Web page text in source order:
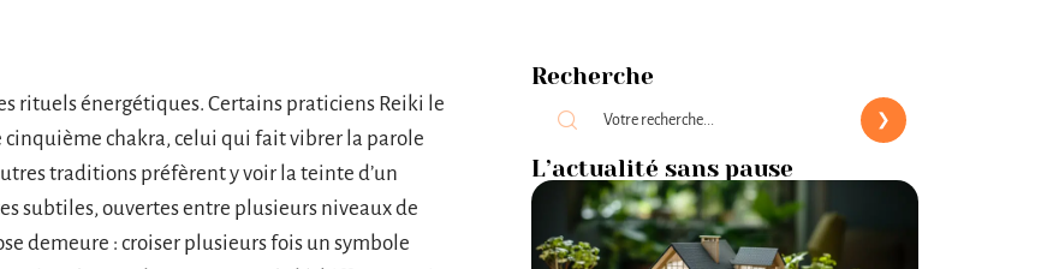
rituels énergétiques. Certains praticiens Reiki le
chakra, celui qui fait vibrer la parole
traditions préfèrent y voir la teinte d’un
subtiles, ouvertes entre plusieurs niveaux de
demeure : croiser plusieurs fois un symbole
Recherche
L’actualité sans pause